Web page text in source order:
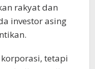
rakyat dan
investor asing
tetapi